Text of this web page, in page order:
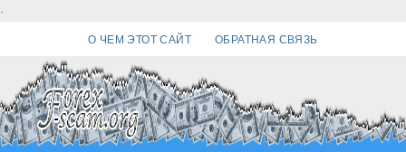
.
О ЧЕМ ЭТОТ САЙТ ОБРАТНАЯ СВЯЗЬ